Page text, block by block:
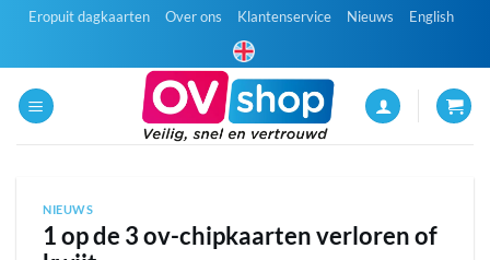
inhoud
Eropuit dagkaarten Over ons Klantenservice Nieuws English
NIEUWS
1 op de 3 ov-chipkaarten verloren of